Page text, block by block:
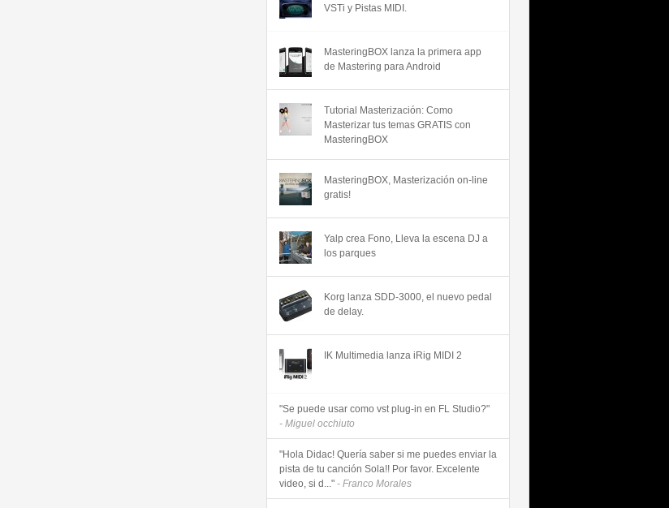
VSTi y Pistas MIDI.
MasteringBOX lanza la primera app
de Mastering para Android
Tutorial Masterización: Como
Masterizar tus temas GRATIS con
MasteringBOX
MasteringBOX, Masterización on-line
gratis!
Yalp crea Fono, Lleva la escena DJ a
los parques
Korg lanza SDD-3000, el nuevo pedal
de delay.
IK Multimedia lanza iRig MIDI 2
"Se puede usar como vst plug-in en FL Studio?"
- Miguel occhiuto
"Hola Didac! Quería saber si me puedes enviar la
pista de tu canción Sola!! Por favor. Excelente
video, si d..." - Franco Morales